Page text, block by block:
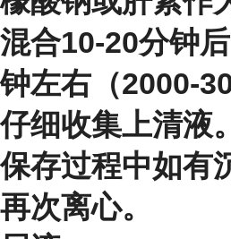
混合10-20分钟
钟左右（2000-
仔细收集上清液。
保存过程中如有
再次离心。